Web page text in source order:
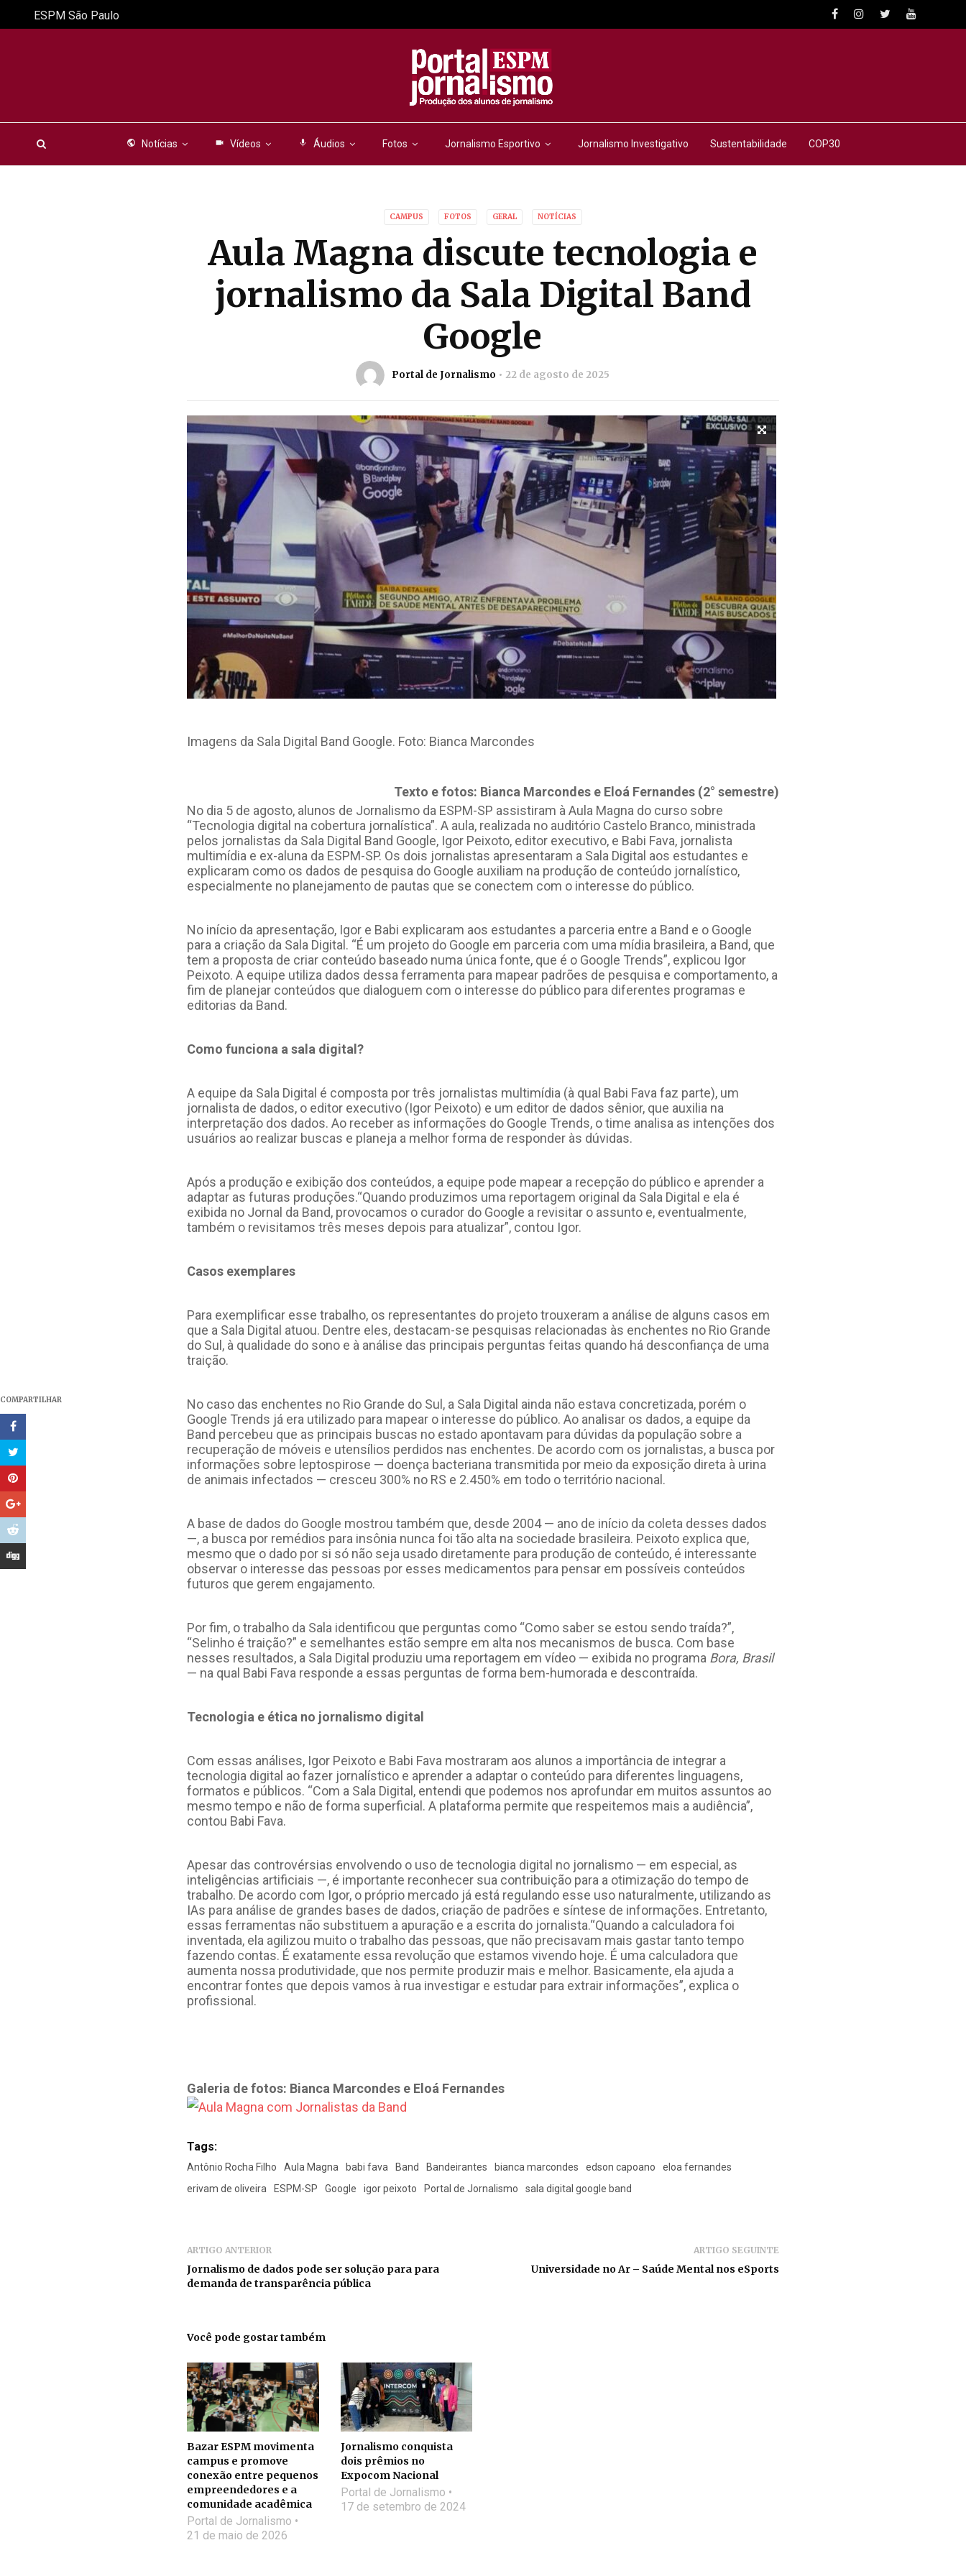
public Notícias videocam Vídeos mic Áudios Fotos Jornalismo Esportivo Jornalismo Investigativo Sustentabilidade COP30
ESPM São Paulo
CAMPUS FOTOS GERAL NOTÍCIAS
Aula Magna discute tecnologia e
jornalismo da Sala Digital Band
Google
Portal de Jornalismo 22 de agosto de 2025
COMPARTILHAR
Imagens da Sala Digital Band Google. Foto: Bianca Marcondes
Texto e fotos: Bianca Marcondes e Eloá Fernandes (2° semestre)
No dia 5 de agosto, alunos de Jornalismo da ESPM-SP assistiram à Aula Magna do curso sobre
“Tecnologia digital na cobertura jornalística”. A aula, realizada no auditório Castelo Branco, ministrada
pelos jornalistas da Sala Digital Band Google, Igor Peixoto, editor executivo, e Babi Fava, jornalista
multimídia e ex-aluna da ESPM-SP. Os dois jornalistas apresentaram a Sala Digital aos estudantes e
explicaram como os dados de pesquisa do Google auxiliam na produção de conteúdo jornalístico,
especialmente no planejamento de pautas que se conectem com o interesse do público.
No início da apresentação, Igor e Babi explicaram aos estudantes a parceria entre a Band e o Google
para a criação da Sala Digital. “É um projeto do Google em parceria com uma mídia brasileira, a Band, que
tem a proposta de criar conteúdo baseado numa única fonte, que é o Google Trends”, explicou Igor
Peixoto. A equipe utiliza dados dessa ferramenta para mapear padrões de pesquisa e comportamento, a
fim de planejar conteúdos que dialoguem com o interesse do público para diferentes programas e
editorias da Band.
Como funciona a sala digital?
A equipe da Sala Digital é composta por três jornalistas multimídia (à qual Babi Fava faz parte), um
jornalista de dados, o editor executivo (Igor Peixoto) e um editor de dados sênior, que auxilia na
interpretação dos dados. Ao receber as informações do Google Trends, o time analisa as intenções dos
usuários ao realizar buscas e planeja a melhor forma de responder às dúvidas.
Após a produção e exibição dos conteúdos, a equipe pode mapear a recepção do público e aprender a
adaptar as futuras produções.“Quando produzimos uma reportagem original da Sala Digital e ela é
exibida no Jornal da Band, provocamos o curador do Google a revisitar o assunto e, eventualmente,
também o revisitamos três meses depois para atualizar”, contou Igor.
Casos exemplares
Para exemplificar esse trabalho, os representantes do projeto trouxeram a análise de alguns casos em
que a Sala Digital atuou. Dentre eles, destacam-se pesquisas relacionadas às enchentes no Rio Grande
do Sul, à qualidade do sono e à análise das principais perguntas feitas quando há desconfiança de uma
traição.
No caso das enchentes no Rio Grande do Sul, a Sala Digital ainda não estava concretizada, porém o
Google Trends já era utilizado para mapear o interesse do público. Ao analisar os dados, a equipe da
Band percebeu que as principais buscas no estado apontavam para dúvidas da população sobre a
recuperação de móveis e utensílios perdidos nas enchentes. De acordo com os jornalistas, a busca por
informações sobre leptospirose — doença bacteriana transmitida por meio da exposição direta à urina
de animais infectados — cresceu 300% no RS e 2.450% em todo o território nacional.
A base de dados do Google mostrou também que, desde 2004 — ano de início da coleta desses dados
—, a busca por remédios para insônia nunca foi tão alta na sociedade brasileira. Peixoto explica que,
mesmo que o dado por si só não seja usado diretamente para produção de conteúdo, é interessante
observar o interesse das pessoas por esses medicamentos para pensar em possíveis conteúdos
futuros que gerem engajamento.
Por fim, o trabalho da Sala identificou que perguntas como “Como saber se estou sendo traída?”,
“Selinho é traição?” e semelhantes estão sempre em alta nos mecanismos de busca. Com base
nesses resultados, a Sala Digital produziu uma reportagem em vídeo — exibida no programa Bora, Brasil
— na qual Babi Fava responde a essas perguntas de forma bem-humorada e descontraída.
Tecnologia e ética no jornalismo digital
Com essas análises, Igor Peixoto e Babi Fava mostraram aos alunos a importância de integrar a
tecnologia digital ao fazer jornalístico e aprender a adaptar o conteúdo para diferentes linguagens,
formatos e públicos. “Com a Sala Digital, entendi que podemos nos aprofundar em muitos assuntos ao
mesmo tempo e não de forma superficial. A plataforma permite que respeitemos mais a audiência”,
contou Babi Fava.
Apesar das controvérsias envolvendo o uso de tecnologia digital no jornalismo — em especial, as
inteligências artificiais —, é importante reconhecer sua contribuição para a otimização do tempo de
trabalho. De acordo com Igor, o próprio mercado já está regulando esse uso naturalmente, utilizando as
IAs para análise de grandes bases de dados, criação de padrões e síntese de informações. Entretanto,
essas ferramentas não substituem a apuração e a escrita do jornalista.“Quando a calculadora foi
inventada, ela agilizou muito o trabalho das pessoas, que não precisavam mais gastar tanto tempo
fazendo contas. É exatamente essa revolução que estamos vivendo hoje. É uma calculadora que
aumenta nossa produtividade, que nos permite produzir mais e melhor. Basicamente, ela ajuda a
encontrar fontes que depois vamos à rua investigar e estudar para extrair informações”, explica o
profissional.
Galeria de fotos: Bianca Marcondes e Eloá Fernandes
Tags:
Antônio Rocha Filho Aula Magna babi fava Band Bandeirantes bianca marcondes edson capoano
eloa fernandes
erivam de oliveira
ESPM-SP Google igor peixoto Portal de Jornalismo sala digital google band
ARTIGO ANTERIOR
Jornalismo de dados pode ser solução para para
demanda de transparência pública
ARTIGO SEGUINTE
Universidade no Ar – Saúde Mental nos eSports
Você pode gostar também
Bazar ESPM movimenta
campus e promove
conexão entre pequenos
empreendedores e a
comunidade acadêmica
Portal de Jornalismo
21 de maio de 2026
Jornalismo conquista
dois prêmios no
Expocom Nacional
Portal de Jornalismo
17 de setembro de 2024